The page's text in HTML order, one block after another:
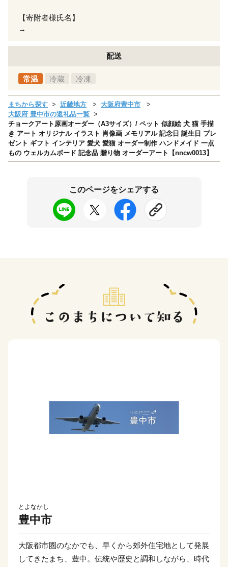
【寄附者様氏名】
→
配送
常温 冷蔵 冷凍
まちから探す 近畿地方
大阪府豊中市
大阪府 豊中市の返礼品一覧
チョークアート原画オーダー（A3サイズ）/ ペット 似顔絵 犬 猫 手描
き アート オリジナル イラスト 肖像画 メモリアル 記念日 誕生日 プレ
ゼント ギフト インテリア 愛犬 愛猫 オーダー制作 ハンドメイド 一点
もの ウェルカムボード 記念品 贈り物 オーダーアート【nncw0013】
このページをシェアする
とよなかし
豊中市
大阪都市圏のなかでも、早くから郊外住宅地として発展
してきたまち、豊中。伝統や歴史と調和しながら、時代